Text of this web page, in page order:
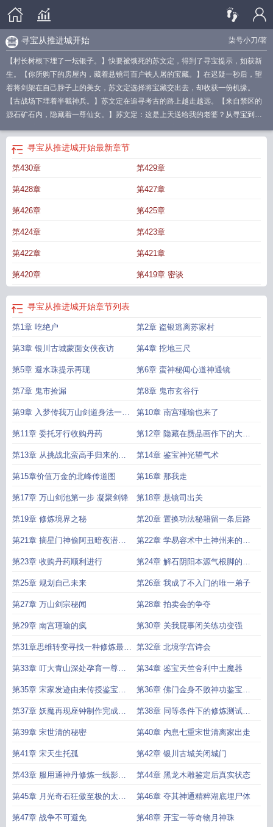
柒号小刀/著
寻宝从推进城开始
【村长树根下埋了一坛银子。】快要被饿死的苏文定，得到了寻宝提示，如获新
生。【你所购下的房屋内，藏着悬镜司百户铁人屠的宝藏。】在迟疑一秒后，望
着将剑架在自己脖子上的美女，苏文定选择将宝藏交出去，却收获一份机缘。
【古战场下埋着半截神兵。】苏文定在追寻考古的路上越走越远。【来自禁区的
源石矿石内，隐藏着一尊仙女。】苏文定：这是上天送给我的老婆？ 从寻宝到捡
宝从英伦开始 从寻宝提示开始成神笔趣阁在线
宝提示开始成神笔趣
盗从寻宝提示开始成神免费阅读 从寻宝提示开始成神百度百科
始成神TXT
从寻宝提示开始成神笔趣阁在线 最新章节
无弹窗寻宝之从捡漏开始 开始寻宝吧探索从寻宝提示开始成神破解版
起点中文网
开局获得寻宝系统
度从寻宝提示开始成神 笔趣阁 开启寻宝之旅 开始寻宝把
费阅读从寻宝提示开始成神免费阅读* 从寻宝提示开始成神无防盗版
吧攻略开始寻宝吧 攻略主角寻宝的
寻宝从推进城开始最新章节
第430章 第429章
第428章 第427章
第426章 第425章
第424章 第423章
第422章 第421章
第420章 第419章 密谈
寻宝从推进城开始章节列表
第1章 吃绝户 第2章 盗银逃离苏家村
第3章 银川古城蒙面女侠夜访 第4章 挖地三尺
第5章 避水珠提示再现 第6章 蛮神秘闻心道神通镜
第7章 鬼市捡漏 第8章 鬼市玄谷行
第9章 入梦传我万山剑道身法一线
影
第10章 南宫瑾瑜也来了
第11章 委托牙行收购丹药 第12章 隐藏在赝品画作下的大儒
真迹
第13章 从挑战北蛮高手归来的刀
客
第14章 鉴宝神光望气术
第15章价值万金的北峰传道图 第16章 那我走
第17章 万山剑池第一步 凝聚剑锋 第18章 悬镜司出关
第19章 修炼境界之秘 第20章 置换功法秘籍留一条后路
第21章 摘星门神偷阿丑暗夜潜入
换书籍
第22章 学易容术中土神州来的黑
龙木雕
第23章 收购丹药顺利进行 第24章 解石阴阳本源气根脚的提
升
第25章 规划自己未来 第26章 我成了不入门的唯一弟子
第27章 万山剑宗秘闻 第28章 拍卖会的争夺
第29章 南宫瑾瑜的疯 第30章 关我屁事闭关练功变强
第31章思维转变寻找一种修炼最效
率的标准方式
第32章 北境学宫诗会
第33章 叮大青山深处孕育一尊圣
灵
第34章 鉴宝天竺舍利中土魔器
第35章 宋家发迹由来传授鉴宝神
光
第36章 佛门金身不败神功鉴宝神
光真正的秘密
第37章 妖魔再现座钟制作完成内
息六重
第38章 同等条件下的修炼测试效
果
第39章 宋世清的秘密 第40章 内息七重宋世清离家出走
第41章 宋天生托孤 第42章 银川古城关闭城门
第43章 服用通神丹修炼一线影有
成
第44章 黑龙木雕鉴定后真实状态
第45章 月光奇石狂傲至极的太史
漓
第46章 夺其神通精粹湖底埋尸体
第47章 战争不可避免 第48章 开宝一等奇物月神珠